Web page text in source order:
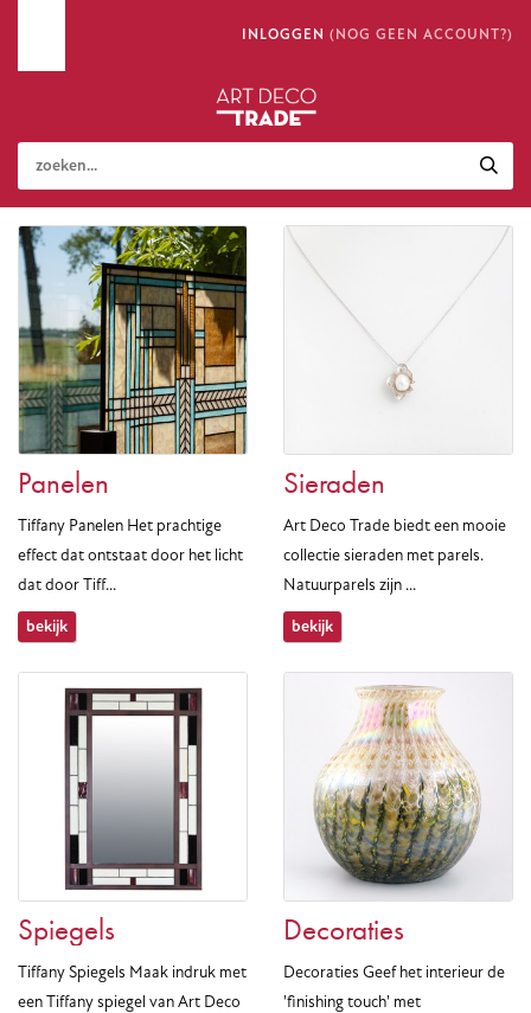
INLOGGEN (NOG GEEN ACCOUNT?)
Panelen
Tiffany Panelen Het prachtige
effect dat ontstaat door het licht
dat door Tiff...
bekijk
Sieraden
Art Deco Trade biedt een mooie
collectie sieraden met parels.
Natuurparels zijn ...
bekijk
Spiegels
Tiffany Spiegels Maak indruk met
een Tiffany spiegel van Art Deco
Decoraties
Decoraties Geef het interieur de
'finishing touch' met